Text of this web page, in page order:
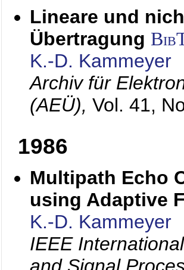
Lineare und
Übertragung
K.-D. Kammeyer
Archiv für
(AEÜ), Vol. 41,
1986
Multipath Echo
using Adaptive
K.-D. Kammeyer
IEEE